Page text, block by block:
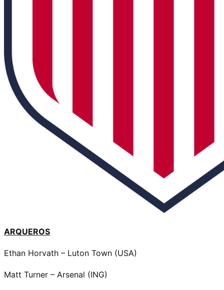
ARQUEROS
Ethan Horvath – Luton Town (USA)
Matt Turner – Arsenal (ING)